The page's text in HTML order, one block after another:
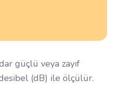
güçlü veya zayıf
(dB) ile ölçülür.